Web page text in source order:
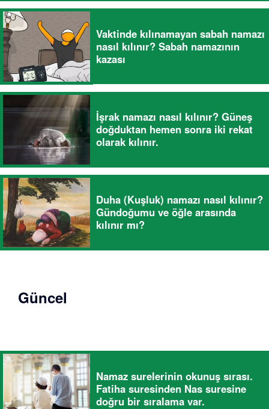
Vaktinde kılınamayan sabah namazı
nasıl kılınır? Sabah namazının
kazası
İşrak namazı nasıl kılınır? Güneş
doğduktan hemen sonra iki rekat
olarak kılınır.
Duha (Kuşluk) namazı nasıl kılınır?
Gündoğumu ve öğle arasında
kılınır mı?
Güncel
Namaz surelerinin okunuş sırası.
Fatiha suresinden Nas suresine
doğru bir sıralama var.